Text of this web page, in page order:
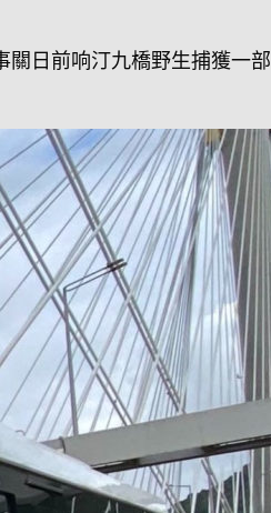
關日前响汀九橋野生捕獲一部